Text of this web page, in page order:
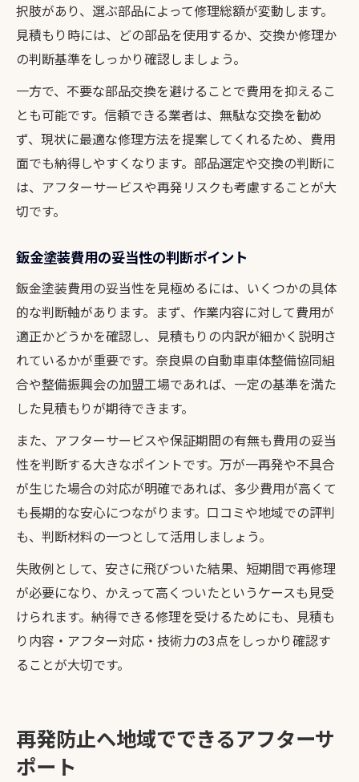
択肢があり、選ぶ部品によって修理総額が変動します。
見積もり時には、どの部品を使用するか、交換か修理か
の判断基準をしっかり確認しましょう。
一方で、不要な部品交換を避けることで費用を抑えるこ
とも可能です。信頼できる業者は、無駄な交換を勧め
ず、現状に最適な修理方法を提案してくれるため、費用
面でも納得しやすくなります。部品選定や交換の判断に
は、アフターサービスや再発リスクも考慮することが大
切です。
鈑金塗装費用の妥当性の判断ポイント
鈑金塗装費用の妥当性を見極めるには、いくつかの具体
的な判断軸があります。まず、作業内容に対して費用が
適正かどうかを確認し、見積もりの内訳が細かく説明さ
れているかが重要です。奈良県の自動車車体整備協同組
合や整備振興会の加盟工場であれば、一定の基準を満た
した見積もりが期待できます。
また、アフターサービスや保証期間の有無も費用の妥当
性を判断する大きなポイントです。万が一再発や不具合
が生じた場合の対応が明確であれば、多少費用が高くて
も長期的な安心につながります。口コミや地域での評判
も、判断材料の一つとして活用しましょう。
失敗例として、安さに飛びついた結果、短期間で再修理
が必要になり、かえって高くついたというケースも見受
けられます。納得できる修理を受けるためにも、見積も
り内容・アフター対応・技術力の3点をしっかり確認す
ることが大切です。
再発防止へ地域でできるアフターサ
ポート